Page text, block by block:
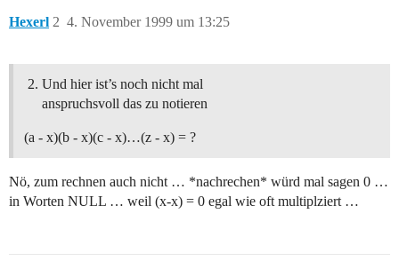
Hexerl 4. November 1999 um 13:25
2
Und hier ist’s noch nicht mal
anspruchsvoll das zu notieren
(a - x)(b - x)(c - x)…(z - x) = ?
Nö, zum rechnen auch nicht … *nachrechen* würd mal sagen 0 …
in Worten NULL … weil (x-x) = 0 egal wie oft multiplziert …